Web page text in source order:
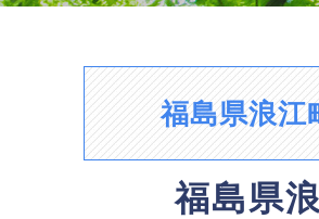
福島県浪江
福島県